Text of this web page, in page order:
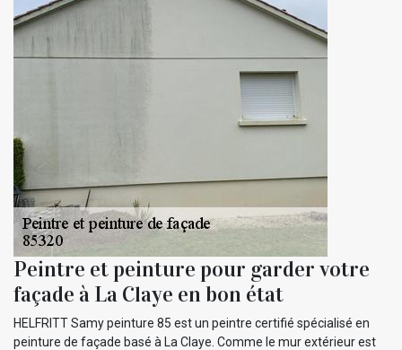
Peintre et peinture pour garder votre
façade à La Claye en bon état
HELFRITT Samy peinture 85 est un peintre certifié spécialisé en
peinture de façade basé à La Claye. Comme le mur extérieur est